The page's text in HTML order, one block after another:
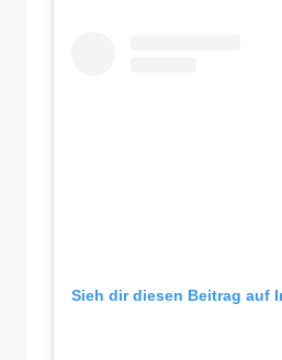
Sieh dir diesen Beitrag auf